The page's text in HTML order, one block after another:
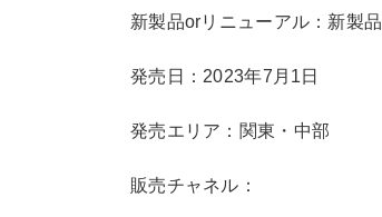
新製品orリニューアル：新製品
発売日：2023年7月1日
発売エリア：関東・中部
販売チャネル：